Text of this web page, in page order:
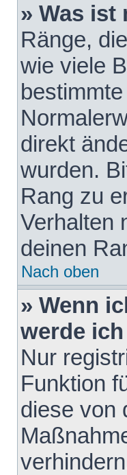
» Was ist
Ränge,
wie viele
direkt
wurden.
Rang zu
Verhalten
deinen
Nach oben
» Wenn
werde
Nur
Funktion
diese von